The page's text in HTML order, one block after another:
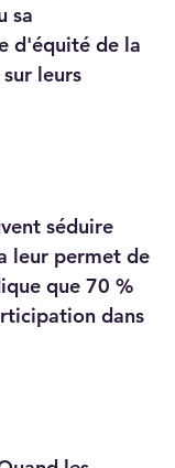
sa
d'équité de la
leurs
séduire
leur permet de
que 70 %
dans